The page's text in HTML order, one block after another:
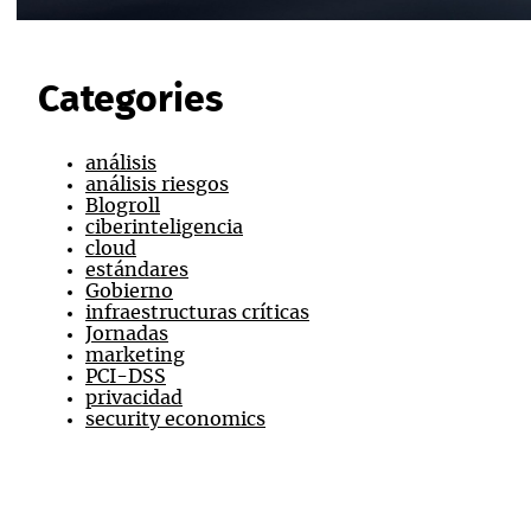
Categories
análisis
análisis riesgos
Blogroll
ciberinteligencia
cloud
estándares
Gobierno
infraestructuras críticas
Jornadas
marketing
PCI-DSS
privacidad
security economics